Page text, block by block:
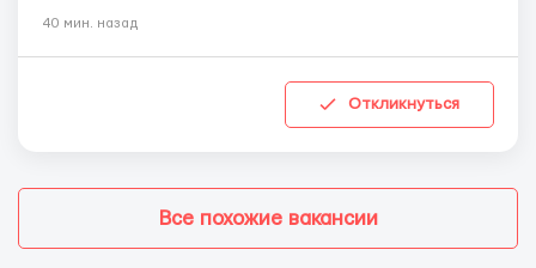
40 мин. назад
Откликнуться
Все похожие вакансии